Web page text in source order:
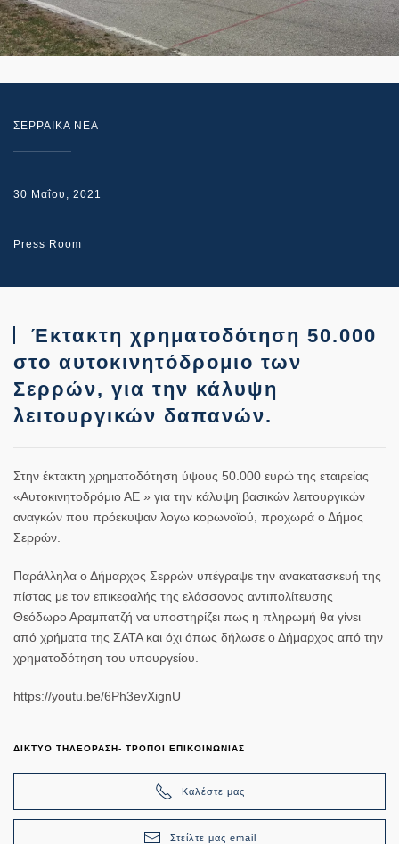
ΣΕΡΡΑΙΚΑ ΝΕΑ
30 Μαΐου, 2021
Press Room
Έκτακτη χρηματοδότηση 50.000
στο αυτοκινητόδρομιο των
Σερρών, για την κάλυψη
λειτουργικών δαπανών.
Στην έκτακτη χρηματοδότηση ύψους 50.000 ευρώ της εταιρείας
«Αυτοκινητοδρόμιο ΑΕ » για την κάλυψη βασικών λειτουργικών
αναγκών που πρόεκυψαν λογω κορωνοϊού, προχωρά ο Δήμος
Σερρών.
Παράλληλα ο Δήμαρχος Σερρών υπέγραψε την ανακατασκευή της
πίστας με τον επικεφαλής της ελάσσονος αντιπολίτευσης
Θεόδωρο Αραμπατζή να υποστηρίζει πως η πληρωμή θα γίνει
από χρήματα της ΣΑΤΑ και όχι όπως δήλωσε ο Δήμαρχος από την
χρηματοδότηση του υπουργείου.
https://youtu.be/6Ph3evXignU
ΔΙΚΤΥΟ ΤΗΛΕΟΡΑΣΗ- ΤΡΟΠΟΙ ΕΠΙΚΟΙΝΩΝΙΑΣ
Καλέστε μας
Στείλτε μας email